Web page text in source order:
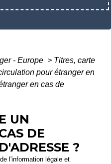
- Europe > Titres, carte
pour étranger en
en cas de
UN
DE
?
l'information légale et